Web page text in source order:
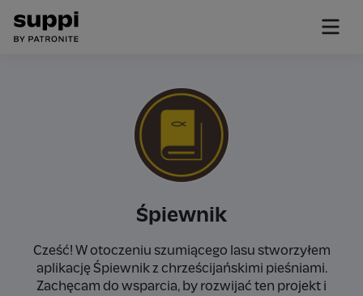
Śpiewnik
Cześć! W otoczeniu szumiącego lasu stworzyłem
aplikację Śpiewnik z chrześcijańskimi pieśniami.
Zachęcam do wsparcia, by rozwijać ten projekt i